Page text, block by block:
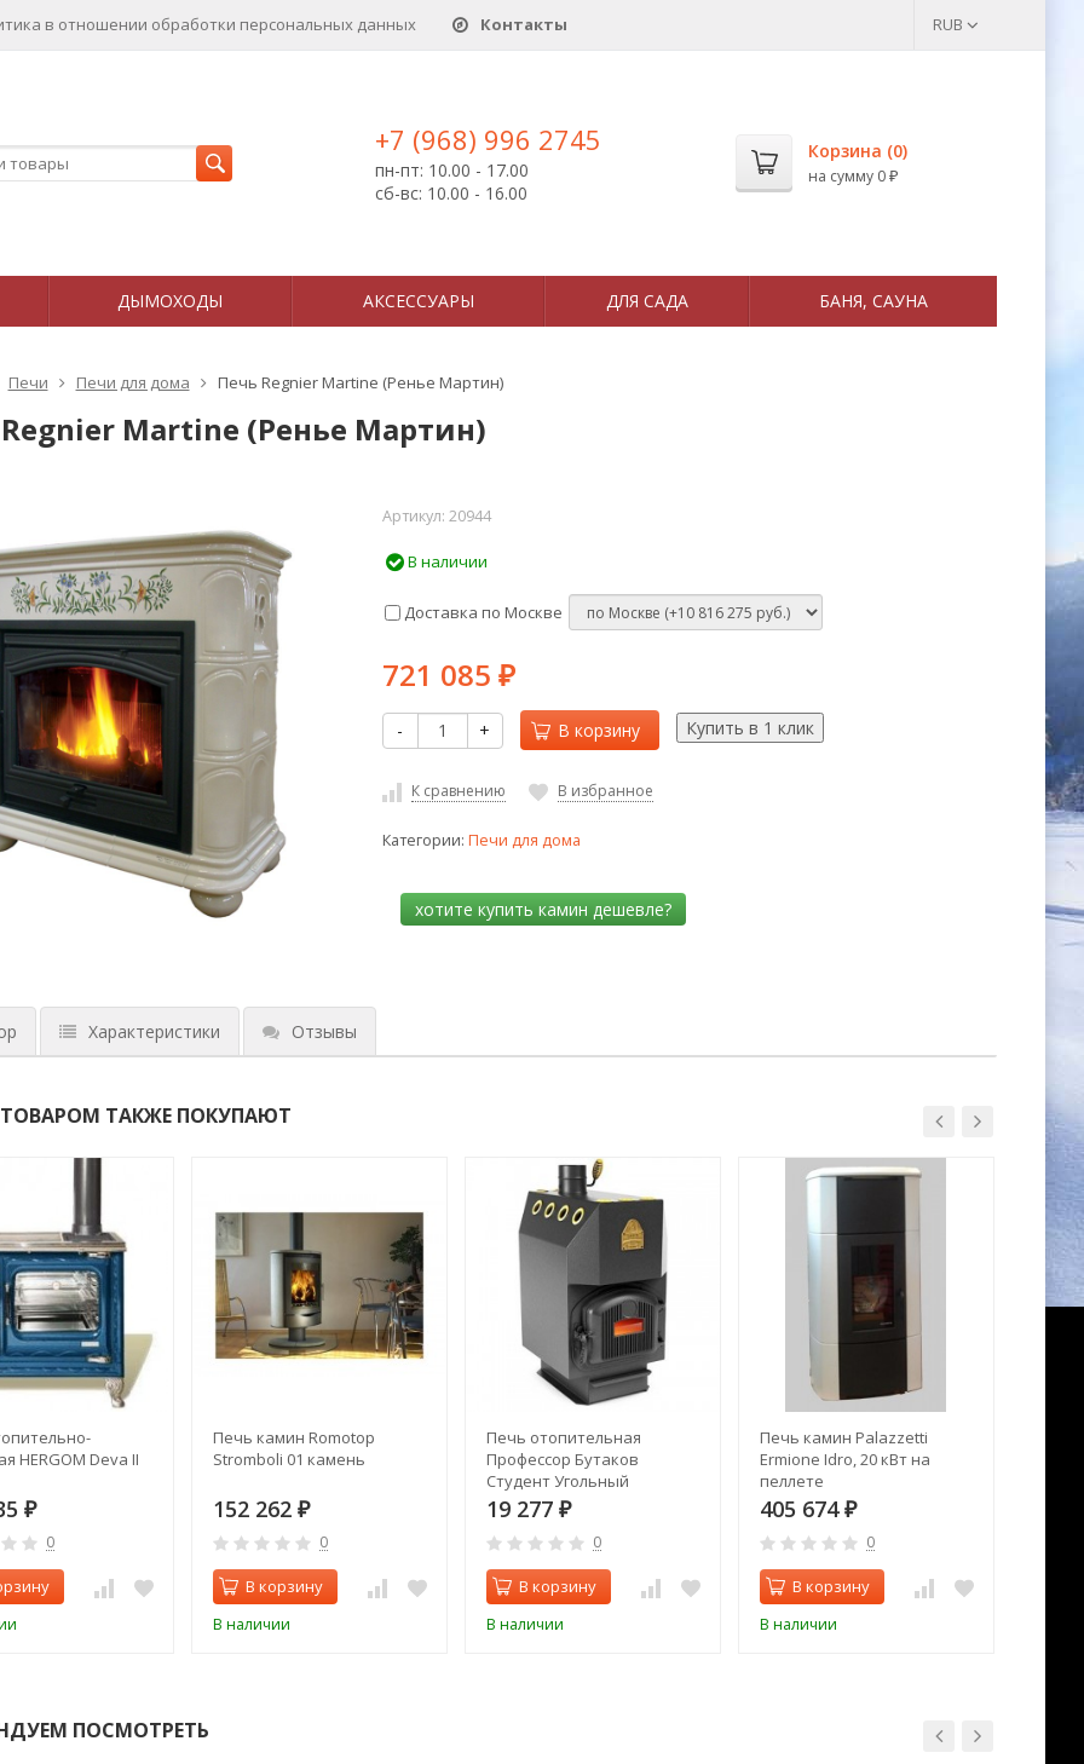
в отношении обработки персональных данныx Контакты RUB
+7 (968) 996 2745
пн-пт: 10.00 - 17.00
сб-вс: 10.00 - 16.00
Корзина (0)
на сумму 0 ₽
ДЫМОХОДЫ АКСЕССУАРЫ ДЛЯ САДА БАНЯ, САУНА
Печи Печи для дома Печь Regnier Martine (Ренье Мартин)
Martine (Ренье Мартин)
Артикул: 20944
В наличии
Доставка по Москве
721 085 ₽
- + В корзину
К сравнению В избранное
Категории: Печи для дома
Характеристики Отзывы
ТАКЖЕ ПОКУПАЮТ
HERGOM Deva II
₽
0
Печь камин Romotop
Stromboli 01 камень
152 262 ₽
0
В корзину
В наличии
Печь отопительная
Профессор Бутаков
Студент Угольный
19 277 ₽
0
В корзину
В наличии
Печь камин Palazzetti
Ermione Idro, 20 кВт на
пеллете
405 674 ₽
0
В корзину
В наличии
ПОСМОТРЕТЬ